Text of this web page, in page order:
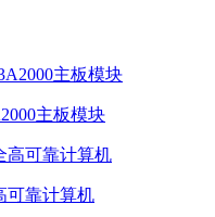
主板模块
可靠计算机